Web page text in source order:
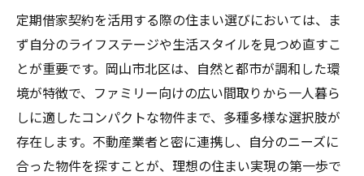
定期借家契約を活用する際の住まい選びにおいては、ま
ず自分のライフステージや生活スタイルを見つめ直すこ
とが重要です。岡山市北区は、自然と都市が調和した環
境が特徴で、ファミリー向けの広い間取りから一人暮ら
しに適したコンパクトな物件まで、多種多様な選択肢が
存在します。不動産業者と密に連携し、自分のニーズに
合った物件を探すことが、理想の住まい実現の第一歩で